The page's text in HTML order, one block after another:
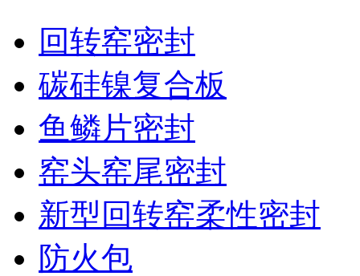
回转窑密封
碳硅镍复合板
鱼鳞片密封
窑头窑尾密封
新型回转窑柔性密封
防火包